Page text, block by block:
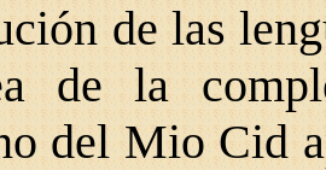
de las
de la
del Mio Cid